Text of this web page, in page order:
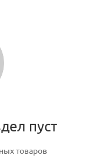
пуст
товаров